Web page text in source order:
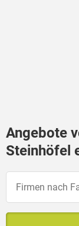
Angebote
Steinhöfel